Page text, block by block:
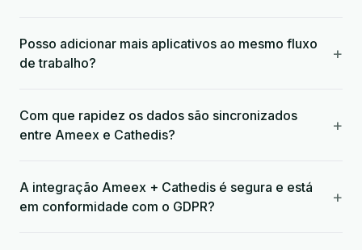
Posso adicionar mais aplicativos ao mesmo fluxo
de trabalho?
+
Com que rapidez os dados são sincronizados
entre Ameex e Cathedis?
+
A integração Ameex + Cathedis é segura e está
em conformidade com o GDPR?
+